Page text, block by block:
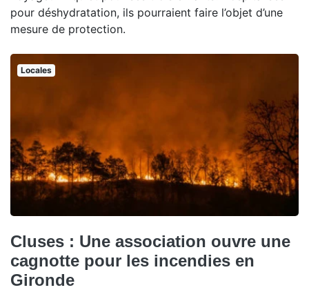
pour déshydratation, ils pourraient faire l’objet d’une
mesure de protection.
Locales
Cluses : Une association ouvre une
cagnotte pour les incendies en
Gironde